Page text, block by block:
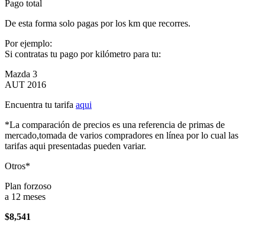
Pago total
De esta forma solo pagas por los km que recorres.
Por ejemplo:
Si contratas tu pago por kilómetro para tu:
Mazda 3
AUT 2016
Encuentra tu tarifa aqui
*La comparación de precios es una referencia de primas de
mercado,tomada de varios compradores en línea por lo cual las
tarifas aqui presentadas pueden variar.
Otros*
Plan forzoso
a 12 meses
$8,541